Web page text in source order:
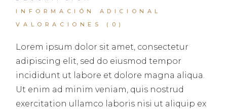
INFORMACIÓN ADICIONAL
VALORACIONES (0)
Lorem ipsum dolor sit amet, consectetur
adipiscing elit, sed do eiusmod tempor
incididunt ut labore et dolore magna aliqua.
Ut enim ad minim veniam, quis nostrud
exercitation ullamco laboris nisi ut aliquip ex